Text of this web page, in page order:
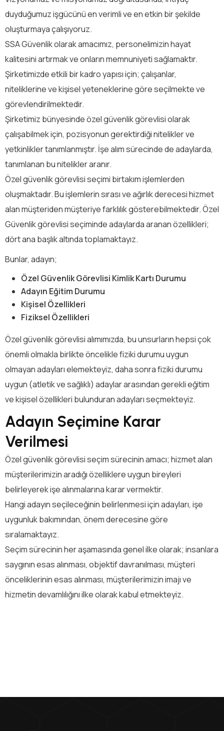
duyduğumuz işgücünü en verimli ve en etkin bir şekilde
oluşturmaya çalışıyoruz.
SSA Güvenlik olarak amacımız, personelimizin hayat
kalitesini artırmak ve onların memnuniyeti sağlamaktır.
Şirketimizde etkili bir kadro yapısı için; çalışanlar,
niteliklerine ve kişisel yeteneklerine göre seçilmekte ve
görevlendirilmektedir.
Şirketimiz bünyesinde özel güvenlik görevlisi olarak
çalışabilmek için, pozisyonun gerektirdiği nitelikler ve
yetkinlikler tanımlanmıştır. İşe alım sürecinde de adaylarda,
tanımlanan bu nitelikler aranır.
Özel güvenlik görevlisi seçimi birtakım işlemlerden
oluşmaktadır. Bu işlemlerin sırası ve ağırlık derecesi hizmet
alan müşteriden müşteriye farklılık gösterebilmektedir. Özel
Güvenlik görevlisi seçiminde adaylarda aranan özellikleri;
dört ana başlık altında toplamaktayız.
Bunlar, adayın;
Özel Güvenlik Görevlisi Kimlik Kartı Durumu
Adayın Eğitim Durumu
Kişisel Özellikleri
Fiziksel Özellikleri
Özel güvenlik görevlisi alımımızda, bu unsurların hepsi çok
önemli olmakla birlikte öncelikle fiziki durumu uygun
olmayan adayları elemekteyiz, daha sonra fiziki durumu
uygun (atletik ve sağlıklı) adaylar arasından gerekli eğitim
ve kişisel özellikleri bulunduran adayları seçmekteyiz.
Adayın Seçimine Karar
Verilmesi
Özel güvenlik görevlisi seçim sürecinin amacı; hizmet alan
müşterilerimizin aradığı özelliklere uygun bireyleri
belirleyerek işe alınmalarına karar vermektir.
Hangi adayın seçileceğinin belirlenmesi için adayları, işe
uygunluk bakımından, önem derecesine göre
sıralamaktayız.
Seçim sürecinin her aşamasında genel ilke olarak; insanlara
saygının esas alınması, objektif davranılması, müşteri
önceliklerinin esas alınması, müşterilerimizin imajı ve
hizmetin devamlılığını ilke olarak kabul etmekteyiz.